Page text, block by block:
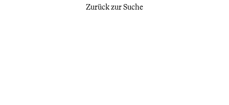
Zurück zur Suche